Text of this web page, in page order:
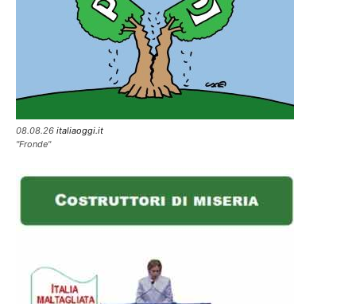
08.08.26 italiaoggi.it
"Fronde"